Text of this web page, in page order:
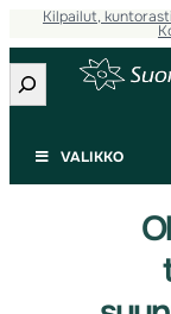
Kilpailut,
Etsi
VALIKKO